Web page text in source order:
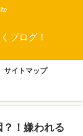
ブログ！
サイトマップ
！嫌われる